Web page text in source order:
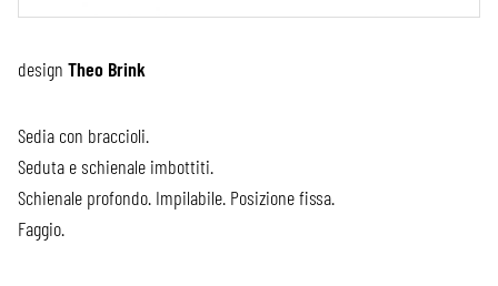
design Theo Brink
Sedia con braccioli.
Seduta e schienale imbottiti.
Schienale profondo. Impilabile. Posizione fissa.
Faggio.